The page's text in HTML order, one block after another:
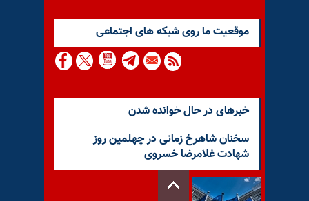
موقعيت ما روى شبكه هاى اجتماعى
خبرهای در حال خوانده شدن
سخنان شاهرخ زمانی در چهلمین روز
شهادت غلامرضا خسروی